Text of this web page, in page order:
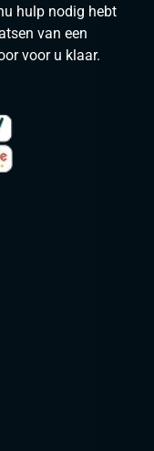
hulp nodig hebt
van een
voor u klaar.